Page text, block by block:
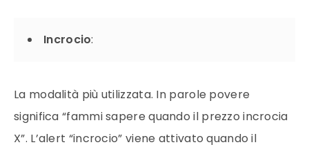
Incrocio:
La modalità più utilizzata. In parole povere
significa “fammi sapere quando il prezzo incrocia
X”. L’alert “incrocio” viene attivato quando il